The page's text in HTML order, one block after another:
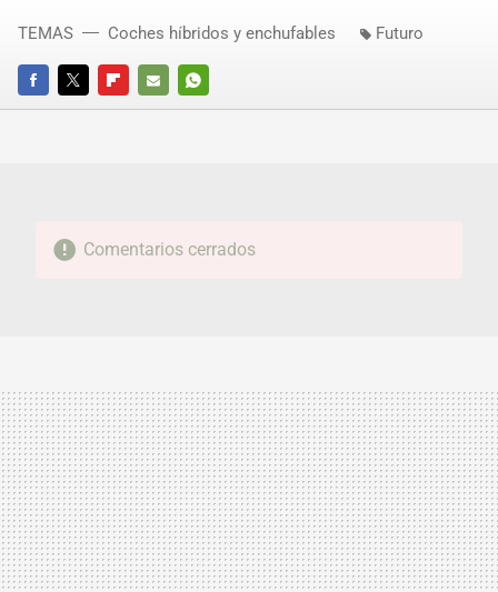
FACEBOOKTWITTERFLIPBOARD
E-
WHATSAPP
TEMAS Coches híbridos y enchufables Futuro
Comentarios cerrados